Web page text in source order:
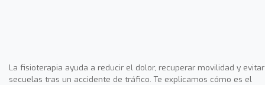
La fisioterapia ayuda a reducir el dolor, recuperar movilidad y evitar
secuelas tras un accidente de tráfico. Te explicamos cómo es el